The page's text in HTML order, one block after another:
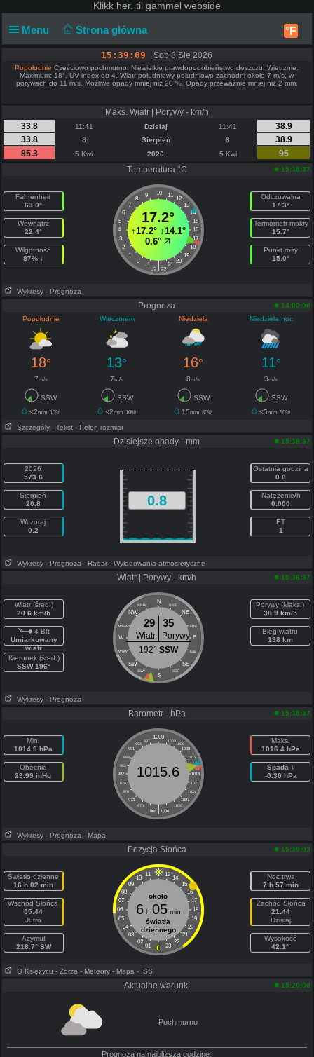
Klikk her. til gammel webside
Menu Strona główna °F
15:39:10 Sob 8 Sie 2026
Popołudnie Częściowo pochmurno. Niewielkie prawdopodobieñstwo deszczu. Wietrznie.
Maximum: 18°. UV index do 4. Wiatr południowy-południowo zachodni około 7 m/s, w
porywach do 11 m/s. Możliwe opady mniej niż 20 %. Opady przeważnie mniej niż 2 mm.
Maks. Wiatr | Porywy - km/h
33.8
11:41 Dzisiaj 11:41
38.9
33.8
8 Sierpień 8
38.9
85.3
5 Kwi 2026 5 Kwi
95
Temperatura °C
15:38:37
Fahrenheit
63.0°
Wewnątrz
22.4°
Wilgotność
87% ↓
10
9 11
8
12
7
13
6
14
5
15
4
16
3
17
2
18
1
19
0
20
-1 21
|
-2 22
17.2°
↑17.2°↓14.1°
0.6°
Odczuwalna
17.3°
Termometr mokry
15.7°
Punkt rosy
15.0°
Wykresy - Prognoza
Prognoza
14:00:00
Popołudnie
Wieczorem Niedziela Niedziela noc
18° 13° 16° 11°
7m/s 7m/s 8m/s 3m/s
SSW SSW SSW
SSW
<2mm 10% <2mm 10% 15mm 80% <5mm 50%
Szczegóły - Tekst - Pełen rozmiar
Dzisiejsze opady - mm 15:38:37
2026
573.6
Sierpień
20.8
Wczoraj
0.2
0.8
Ostatnia godzina
0.0
Natężenie/h
0.000
ET
1
Wykresy - Prognoza - Radar - Wyładowania atmosferyczne
Wiatr | Porywy - km/h 15:38:37
Wiatr (śred.)
20.6 km/h
4 Bft
Umiarkowany
wiatr
Kierunek (śred.)
SSW 196°
N
NNW NNE
NW NE
WNW ENE
W E
WSW ESE
SW SE
SSW SSE
S
29 35
Wiatr
Porywy
192° SSW
Porywy (Maks.)
38.9 km/h
Bieg wiatru
198 km
Wykresy - Prognoza
Barometr - hPa 15:38:37
Min.
1014.9 hPa
Obecnie
29.99 inHg
1000
997 1003
994
1006
991
1009
988
1012
985
1015
982
1018
979
1021
976
1024
973
1027
970
1030
|
964 1036
1015.6
Maks.
1016.4 hPa
Spada ↓
-0.30 hPa
Wykresy - Prognoza - Mapa
Pozycja Słońca 15:39:03
Światło dzienne
16 h 02 min
Wschód Słońca
05:44
Jutro
Azymut
218.7° SW
11 13
10
14
09
15
08
16
07
17
06
18
05
19
04
20
03
21
02
22
01 23
około
6h 05min
światła
dziennego
Noc trwa
7 h 57 min
Zachód Słońca
21:44
Dzisiaj
Wysokość
42.1°
O Księżycu - Zorza - Meteory - Mapa - ISS
Aktualne warunki 15:20:00
Pochmurno
Prognoza na najbliższą godzinę: